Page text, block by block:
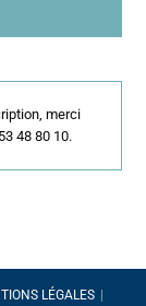
merci
48 80 10.
LÉGALES